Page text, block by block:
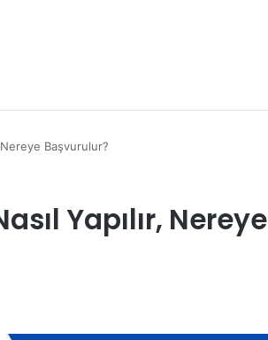
Nereye Başvurulur?
Yapılır, Nereye